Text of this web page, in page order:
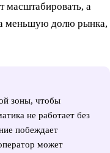
масштабировать, а
меньшую долю рынка,
зоны, чтобы
не работает без
побеждает
может